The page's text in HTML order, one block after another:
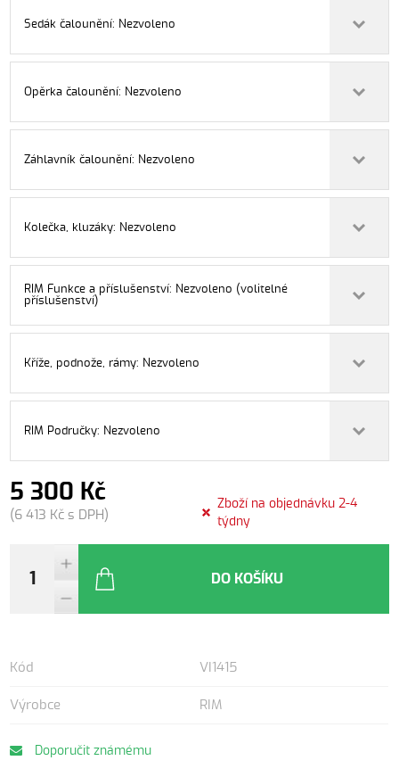
Sedák čalounění: Nezvoleno
Opěrka čalounění: Nezvoleno
Záhlavník čalounění: Nezvoleno
Kolečka, kluzáky: Nezvoleno
RIM Funkce a příslušenství: Nezvoleno (volitelné
příslušenství)
Kříže, podnože, rámy: Nezvoleno
RIM Područky: Nezvoleno
5 300 Kč
(6 413 Kč s DPH)
Zboží na objednávku 2-4
týdny
DO KOŠÍKU
Kód VI1415
Výrobce RIM
Doporučit známému